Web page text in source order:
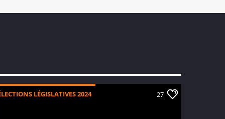
LÉGISLATIVES 2024 27